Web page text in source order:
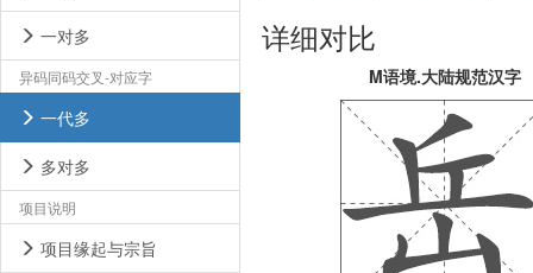
一对多
异码同码交叉-对应字
一代多
多对多
项目说明
项目缘起与宗旨
详细对比
M语境.大陆规范汉字